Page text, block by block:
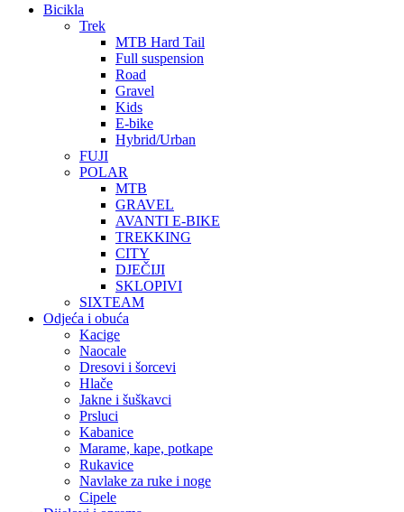
Bicikla
Trek
MTB Hard Tail
Full suspension
Road
Gravel
Kids
E-bike
Hybrid/Urban
FUJI
POLAR
MTB
GRAVEL
AVANTI E-BIKE
TREKKING
CITY
DJEČIJI
SKLOPIVI
SIXTEAM
Odjeća i obuća
Kacige
Naocale
Dresovi i šorcevi
Hlače
Jakne i šuškavci
Prsluci
Kabanice
Marame, kape, potkape
Rukavice
Navlake za ruke i noge
Cipele